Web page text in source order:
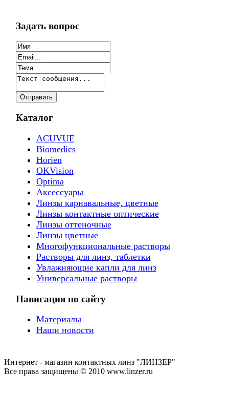
Задать вопрос
Каталог
ACUVUE
Biomedics
Horien
OKVision
Optima
Аксессуары
Линзы карнавальные, цветные
Линзы контактные оптические
Линзы оттеночные
Линзы цветные
Многофункциональные растворы
Растворы для линз, таблетки
Увлажняющие капли для линз
Универсальные растворы
Навигация по сайту
Материалы
Наши новости
Интернет - магазин контактных линз "ЛИНЗЕР"
Все права защищены © 2010 www.linzer.ru